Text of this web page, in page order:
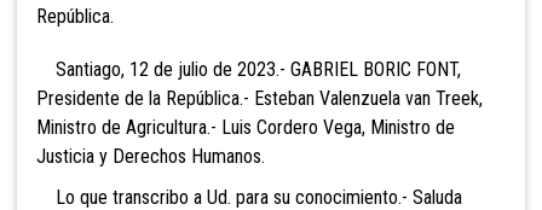
República.
Santiago, 12 de julio de 2023.- GABRIEL BORIC FONT,
Presidente de la República.- Esteban Valenzuela van Treek,
Ministro de Agricultura.- Luis Cordero Vega, Ministro de
Justicia y Derechos Humanos.
Lo que transcribo a Ud. para su conocimiento.- Saluda